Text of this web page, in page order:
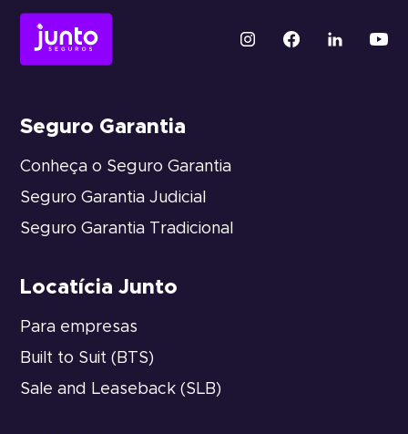
Seguro Garantia
Conheça o Seguro Garantia
Seguro Garantia Judicial
Seguro Garantia Tradicional
Locatícia Junto
Para empresas
Built to Suit (BTS)
Sale and Leaseback (SLB)